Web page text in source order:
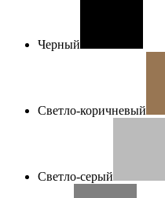
Черный
Светло-коричневый
Светло-серый